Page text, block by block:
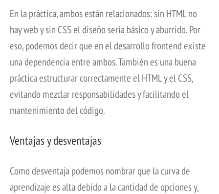
En la práctica, ambos están relacionados: sin HTML no
hay web y sin CSS el diseño sería básico y aburrido. Por
eso, podemos decir que en el desarrollo frontend existe
una dependencia entre ambos. También es una buena
práctica estructurar correctamente el HTML y el CSS,
evitando mezclar responsabilidades y facilitando el
mantenimiento del código.
Ventajas y desventajas
Como desventaja podemos nombrar que la curva de
aprendizaje es alta debido a la cantidad de opciones y,